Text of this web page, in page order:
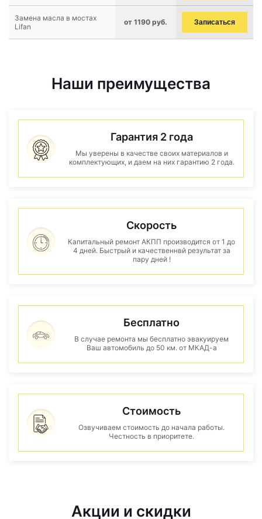
Замена масла в мостах
Lifan
от 1190 руб. Записаться
Наши преимущества
Гарантия 2 года
Мы уверены в качестве своих материалов и
комплектующих, и даем на них гарантию 2 года.
Скорость
Капитальный ремонт АКПП производится от 1 до
4 дней. Быстрый и качественнвй результат за
пару дней !
Бесплатно
В случае ремонта мы бесплатно эвакуируем
Ваш автомобиль до 50 км. от МКАД-а
Стоимость
Озвучиваем стоимость до начала работы.
Честность в приоритете.
Акции и скидки